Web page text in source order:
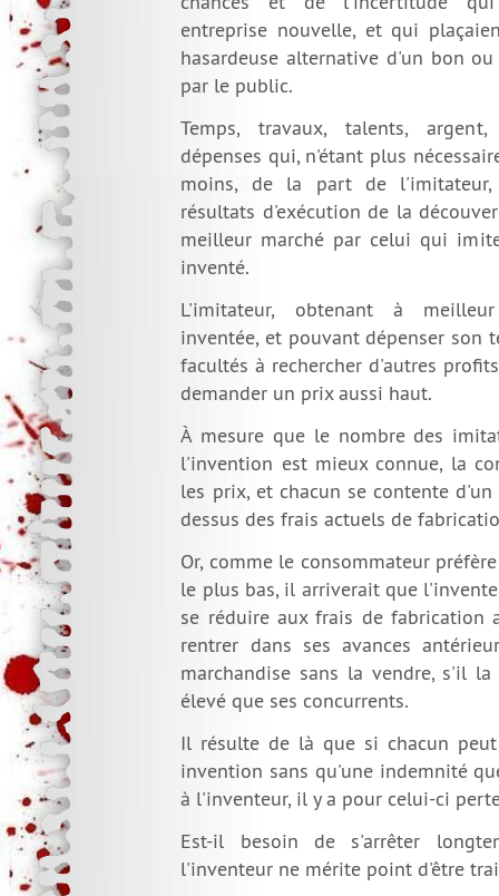
entreprise nouvelle, et qui
hasardeuse alternative d'un bon
par le public.
Temps, travaux, talents,
dépenses qui, n'étant plus
moins, de la part de
résultats d'exécution de la
meilleur marché par celui qui
inventé.
L'imitateur, obtenant à
inventée, et pouvant dépenser son
facultés à rechercher d'autres
demander un prix aussi haut.
À mesure que le nombre des
l'invention est mieux connue, la
les prix, et chacun se contente
dessus des frais actuels de
Or, comme le consommateur
le plus bas, il arriverait que
se réduire aux frais de fabrication
rentrer dans ses avances
marchandise sans la vendre, s'il
élevé que ses concurrents.
Il résulte de là que si chacun
invention sans qu'une indemnité
à l'inventeur, il y a pour celui-ci
Est-il besoin de s'arrêter
l'inventeur ne mérite point d'être